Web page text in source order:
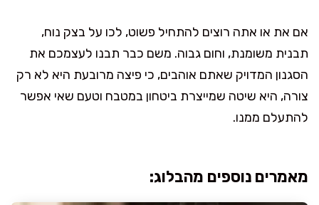
אם את או אתה רוצים להתחיל פשוט, לכו על בצק נוח,
תבנית משומנת, וחום גבוה. משם כבר תבנו לעצמכם את
הסגנון המדויק שאתם אוהבים, כי פיצה מרובעת היא לא רק
צורה, היא שיטה שמייצרת ביטחון במטבח וטעם שאי אפשר
להתעלם ממנו.
מאמרים נוספים מהבלוג: